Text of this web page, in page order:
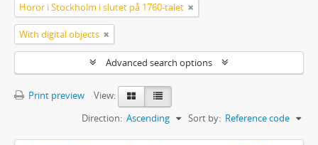
Horor i Stockholm i slutet på 1760-talet
With digital objects
Advanced search options
Print preview
View:
Sort by: Reference code
Direction: Ascending